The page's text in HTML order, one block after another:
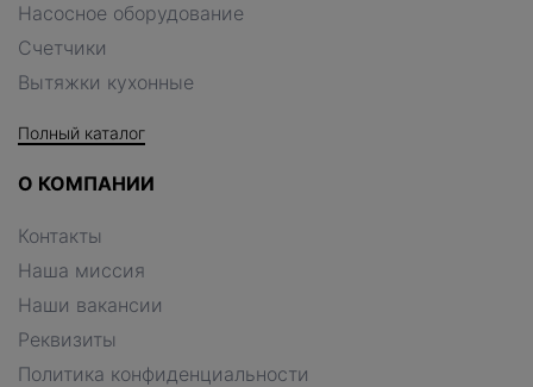
Насосное оборудование
Счетчики
Вытяжки кухонные
Полный каталог
О КОМПАНИИ
Контакты
Наша миссия
Наши вакансии
Реквизиты
Политика конфиденциальности